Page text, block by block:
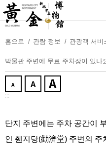
내
용
기
홈으로 관람 정보 관광객 서비
박물관 주변에 무료 주차장이 있나
:::
단지 주변에는 주차 공간이
인 췐지당(勸濟堂) 주변의